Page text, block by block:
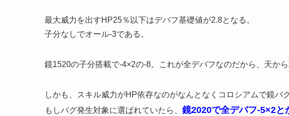
最大威力を出すHP25％以下はデバフ基礎値が2.8となる。
子分なしでオール-3である。
鏡1520の子分搭載で-4×2の-8。これが全デバフなのだから、天か
しかも、スキル威力がHP依存なのがなんとなくコロシアムで鏡バ
もしバグ発生対象に選ばれていたら、 鏡2020で全デバフ-5×2と